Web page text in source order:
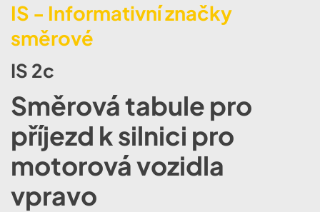
IS - Informativní značky
směrové
IS 2c
Směrová tabule pro
příjezd k silnici pro
motorová vozidla
vpravo